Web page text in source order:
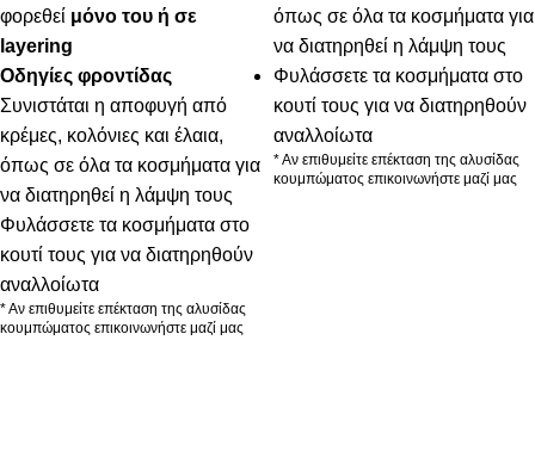
φορεθεί μόνο του ή σε
layering
Οδηγίες φροντίδας
Συνιστάται η αποφυγή από
κρέμες, κολόνιες και έλαια,
όπως σε όλα τα κοσμήματα για
να διατηρηθεί η λάμψη τους
Φυλάσσετε τα κοσμήματα στο
κουτί τους για να διατηρηθούν
αναλλοίωτα
* Αν επιθυμείτε επέκταση της αλυσίδας
κουμπώματος επικοινωνήστε μαζί μας
όπως σε όλα τα κοσμήματα για
να διατηρηθεί η λάμψη τους
Φυλάσσετε τα κοσμήματα στο
κουτί τους για να διατηρηθούν
αναλλοίωτα
* Αν επιθυμείτε επέκταση της αλυσίδας
κουμπώματος επικοινωνήστε μαζί μας